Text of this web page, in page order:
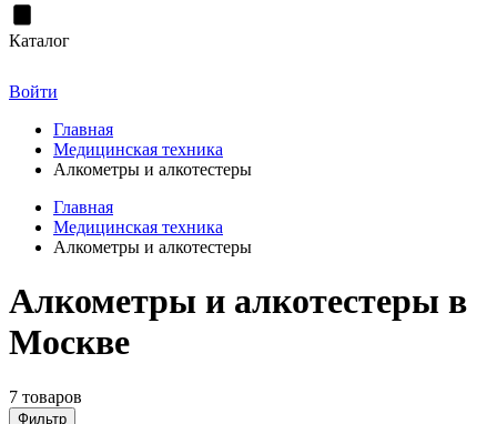
Каталог
Войти
Главная
Медицинская техника
Алкометры и алкотестеры
Главная
Медицинская техника
Алкометры и алкотестеры
Алкометры и алкотестеры в
Москве
7 товаров
Фильтр